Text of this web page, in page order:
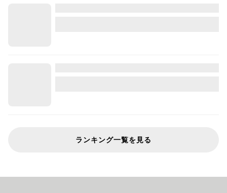
ランキング一覧を見る